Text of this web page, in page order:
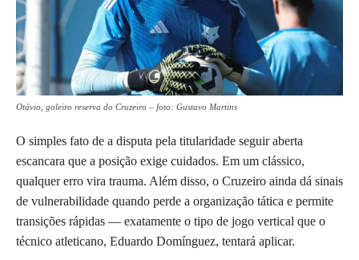
Otávio, goleiro reserva do Cruzeiro – foto: Gustavo Martins
O simples fato de a disputa pela titularidade seguir aberta
escancara que a posição exige cuidados. Em um clássico,
qualquer erro vira trauma. Além disso, o Cruzeiro ainda dá sinais
de vulnerabilidade quando perde a organização tática e permite
transições rápidas — exatamente o tipo de jogo vertical que o
técnico atleticano, Eduardo Domínguez, tentará aplicar.